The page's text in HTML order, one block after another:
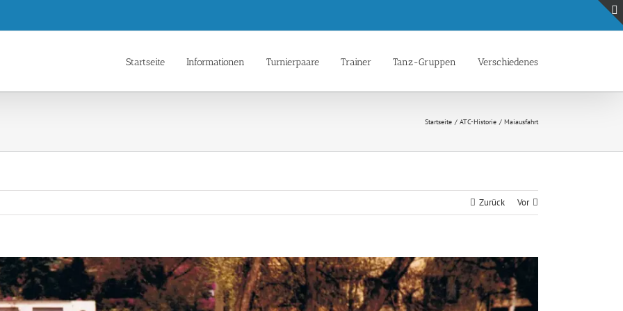
Startseite Informationen Turnierpaare Trainer Tanz-Gruppen Verschiedenes
Startseite ATC-Historie Maiausfahrt
Zurück Vor